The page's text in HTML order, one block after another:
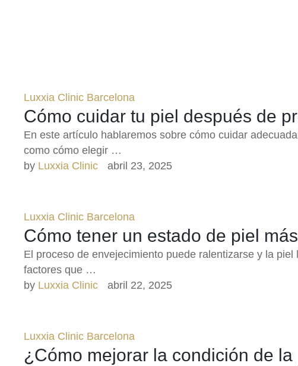
Luxxia Clinic Barcelona
Cómo cuidar tu piel después de
En este artículo hablaremos sobre cómo cuidar
como cómo elegir …
by Luxxia Clinic abril 23, 2025
Luxxia Clinic Barcelona
Cómo tener un estado de piel
El proceso de envejecimiento puede ralentizarse y la
factores que …
by Luxxia Clinic abril 22, 2025
Luxxia Clinic Barcelona
¿Cómo mejorar la condición de